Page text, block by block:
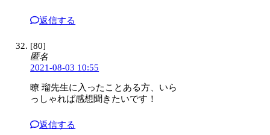
返信する
[80]
匿名
2021-08-03 10:55
暸 瑠先生に入ったことある方、いら
っしゃれば感想聞きたいです！
返信する